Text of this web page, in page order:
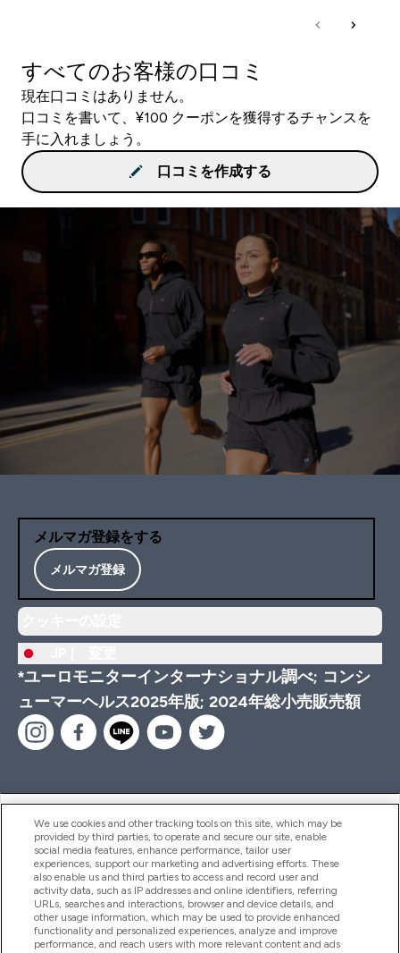
すべてのお客様の口コミ
現在口コミはありません。
口コミを書いて、¥100 クーポンを獲得するチャンスを
手に入れましょう。
口コミを作成する
メルマガ登録をする
メルマガ登録
*ユーロモニターインターナショナル調べ; コンシ
ューマーヘルス2025年版; 2024年総小売販売額
ヘルプ＆ガイド
商品について
会社概要
We use cookies and other tracking tools on this site, which may be
provided by third parties, to operate and secure our site, enable
social media features, enhance performance, tailor user
experiences, support our marketing and advertising efforts. These
also enable us and third parties to access and record user and
activity data, such as IP addresses and online identifiers, referring
URLs, searches and interactions, browser and device details, and
other usage information, which may be used to provide enhanced
functionality and personalized experiences, analyze and improve
performance, and reach users with more relevant content and ads